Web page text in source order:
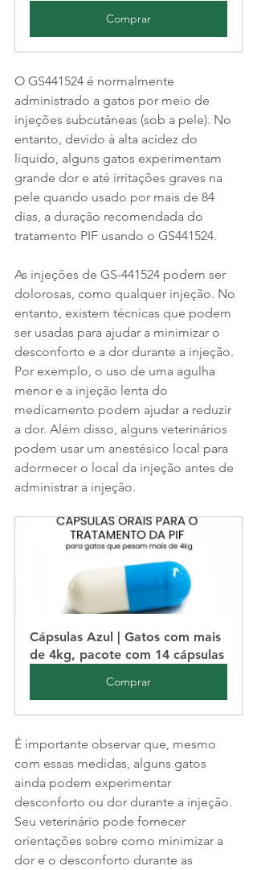
Comprar
O GS441524 é normalmente
administrado a gatos por meio de
injeções subcutâneas (sob a pele). No
entanto, devido à alta acidez do
líquido, alguns gatos experimentam
grande dor e até irritações graves na
pele quando usado por mais de 84
dias, a duração recomendada do
tratamento PIF usando o GS441524.
As injeções de GS-441524 podem ser
dolorosas, como qualquer injeção. No
entanto, existem técnicas que podem
ser usadas para ajudar a minimizar o
desconforto e a dor durante a injeção.
Por exemplo, o uso de uma agulha
menor e a injeção lenta do
medicamento podem ajudar a reduzir
a dor. Além disso, alguns veterinários
podem usar um anestésico local para
adormecer o local da injeção antes de
administrar a injeção.
Cápsulas Azul | Gatos com mais
de 4kg, pacote com 14 cápsulas
Comprar
É importante observar que, mesmo
com essas medidas, alguns gatos
ainda podem experimentar
desconforto ou dor durante a injeção.
Seu veterinário pode fornecer
orientações sobre como minimizar a
dor e o desconforto durante as